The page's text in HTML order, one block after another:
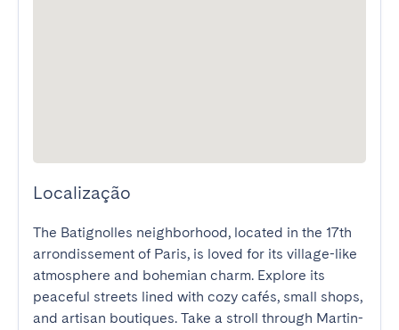
Localização
The Batignolles neighborhood, located in the 17th
arrondissement of Paris, is loved for its village-like
atmosphere and bohemian charm. Explore its
peaceful streets lined with cozy cafés, small shops,
and artisan boutiques. Take a stroll through Martin-